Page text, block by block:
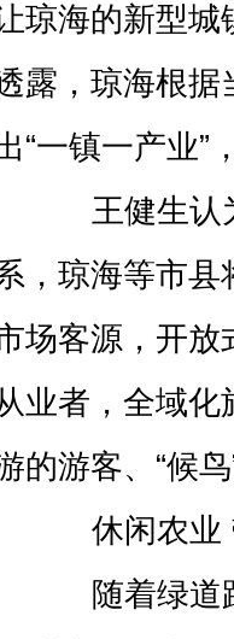
琼海的新型城
露，琼海根据
“一镇一产业”
王健生认为
，琼海等市
场客源，开放
业者，全域
的游客、“候
休闲农业
随着绿道路